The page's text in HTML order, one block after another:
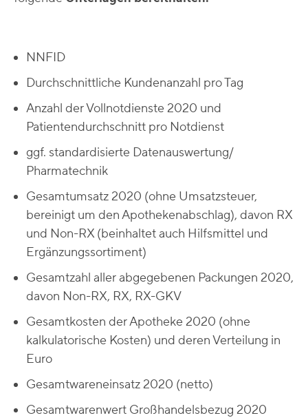
NNFID
Durchschnittliche Kundenanzahl pro Tag
Anzahl der Vollnotdienste 2020 und
Patientendurchschnitt pro Notdienst
ggf. standardisierte Datenauswertung/
Pharmatechnik
Gesamtumsatz 2020 (ohne Umsatzsteuer,
bereinigt um den Apothekenabschlag), davon RX
und Non-RX (beinhaltet auch Hilfsmittel und
Ergänzungssortiment)
Gesamtzahl aller abgegebenen Packungen 2020,
davon Non-RX, RX, RX-GKV
Gesamtkosten der Apotheke 2020 (ohne
kalkulatorische Kosten) und deren Verteilung in
Euro
Gesamtwareneinsatz 2020 (netto)
Gesamtwarenwert Großhandelsbezug 2020